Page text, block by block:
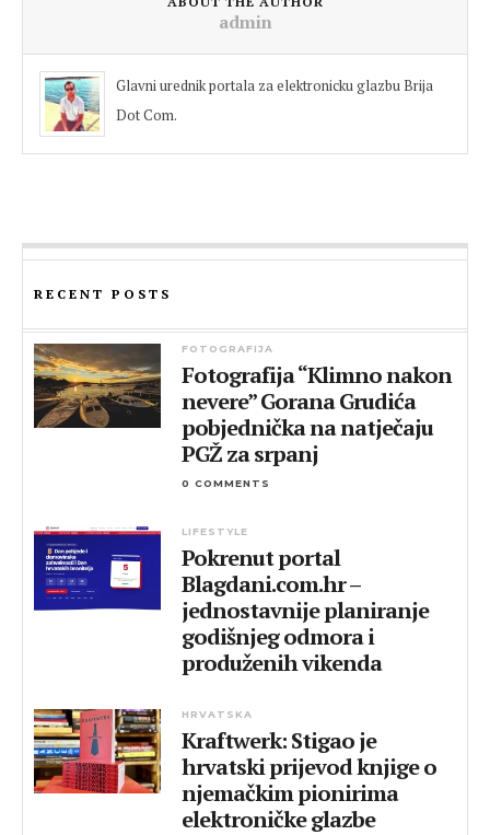
admin
Glavni urednik portala za elektronicku glazbu Brija
Dot Com.
RECENT POSTS
FOTOGRAFIJA
Fotografija “Klimno nakon
nevere” Gorana Grudića
pobjednička na natječaju
PGŽ za srpanj
0 COMMENTS
LIFESTYLE
Pokrenut portal
Blagdani.com.hr –
jednostavnije planiranje
godišnjeg odmora i
produženih vikenda
HRVATSKA
Kraftwerk: Stigao je
hrvatski prijevod knjige o
njemačkim pionirima
elektroničke glazbe